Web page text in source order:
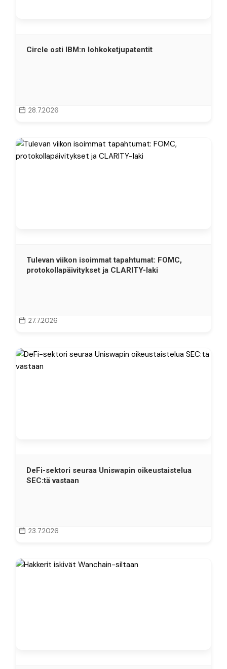
Circle osti IBM:n lohkoketjupatentit
28.7.2026
Tulevan viikon isoimmat tapahtumat: FOMC,
protokollapäivitykset ja CLARITY-laki
27.7.2026
DeFi-sektori seuraa Uniswapin oikeustaistelua
SEC:tä vastaan
23.7.2026